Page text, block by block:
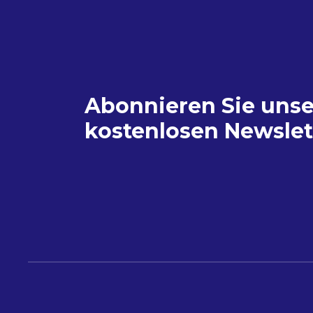
Abonnieren Sie
kostenlosen